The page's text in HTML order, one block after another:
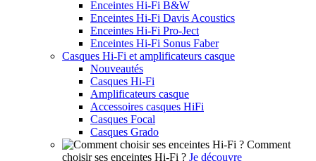
Enceintes Hi-Fi B&W
Enceintes Hi-Fi Davis Acoustics
Enceintes Hi-Fi Pro-Ject
Enceintes Hi-Fi Sonus Faber
Casques Hi-Fi et amplificateurs casque
Nouveautés
Casques Hi-Fi
Amplificateurs casque
Accessoires casques HiFi
Casques Focal
Casques Grado
Comment
choisir ses enceintes Hi-Fi ? Je découvre